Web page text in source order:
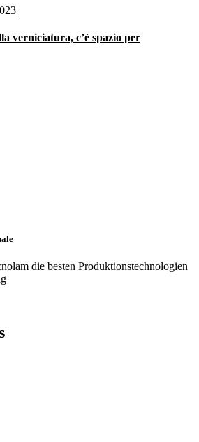
verniciatura, c’è spazio per
die besten Produktionstechnologien